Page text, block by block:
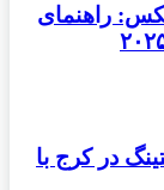
راهنمای
در کرج با